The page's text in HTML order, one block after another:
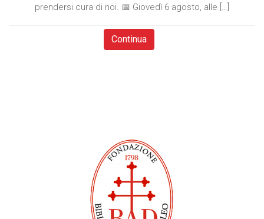
prendersi cura di noi. 📅 Giovedì 6 agosto, alle […]
Continua